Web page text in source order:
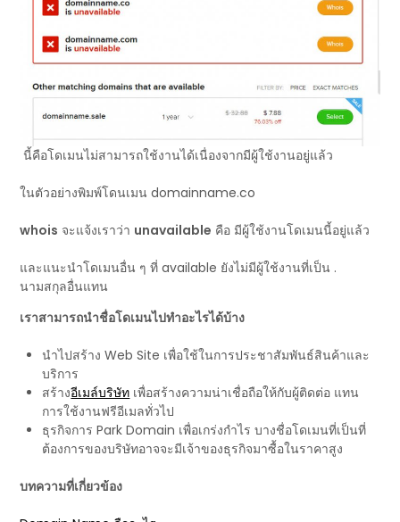
นี้คือโดเมนไม่สามารถใช้งานได้เนื่องจากมีผู้ใช้งานอยู่แล้ว
ในตัวอย่างพิมพ์โดนเมน domainname.co
whois จะแจ้งเราว่า unavailable คือ มีผู้ใช้งานโดเมนนี้อยู่แล้ว
และแนะนำโดเมนอื่น ๆ ที่ available ยังไม่มีผู้ใช้งานที่เป็น .
นามสกุลอื่นแทน
เราสามารถนำชื่อโดเมนไปทำอะไรได้บ้าง
นำไปสร้าง Web Site เพื่อใช้ในการประชาสัมพันธ์สินค้าและ
บริการ
สร้างอีเมล์บริษัท เพื่อสร้างความน่าเชื่อถือให้กับผู้ติดต่อ แทน
การใช้งานฟรีอีเมลทั่วไป
ธุรกิจการ Park Domain เพื่อเกร่งกำไร บางชื่อโดเมนที่เป็นที่
ต้องการของบริษัทอาจจะมีเจ้าของธุรกิจมาซื้อในราคาสูง
บทความที่เกี่ยวข้อง